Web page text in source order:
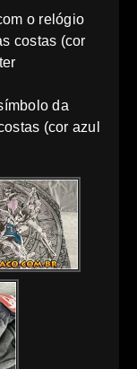
o relógio
costas (cor
da
(cor azul